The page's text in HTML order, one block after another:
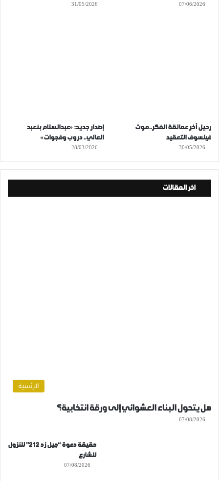
07/06/2026
31/05/2026
رحيل آخر عمالقة الفكر..موت
فيلسوف التعقيد
30/05/2026
إصدار جديد: «عبدالسلام بنعبد
العالي.. دروب وفجوات»
28/03/2026
اخر المقالات
الرئسية
هل يتحول البناء العشوائي إلى ورقة انتخابية؟
07/08/2026
حقيقة دعوة “جيل زد 212” للنزول
للشارع
07/08/2026